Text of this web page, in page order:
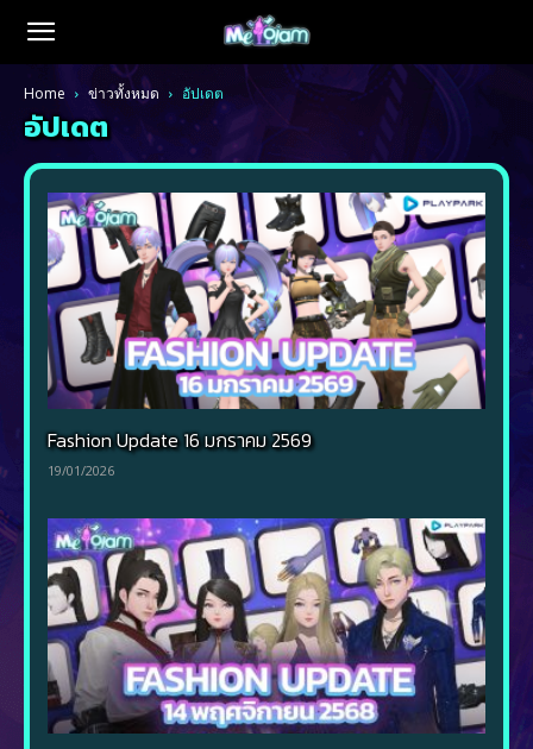
Home ข่าวทั้งหมด อัปเดต
อัปเดต
Fashion Update 16 มกราคม 2569
19/01/2026